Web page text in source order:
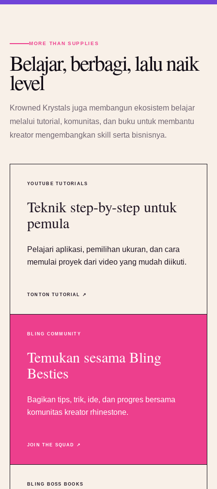
MORE THAN SUPPLIES
Belajar, berbagi, lalu naik
level
Krowned Krystals juga membangun ekosistem belajar
melalui tutorial, komunitas, dan buku untuk membantu
kreator mengembangkan skill serta bisnisnya.
YOUTUBE TUTORIALS
Teknik step-by-step untuk
pemula
Pelajari aplikasi, pemilihan ukuran, dan cara
memulai proyek dari video yang mudah diikuti.
TONTON TUTORIAL ↗
BLING COMMUNITY
Temukan sesama Bling
Besties
Bagikan tips, trik, ide, dan progres bersama
komunitas kreator rhinestone.
JOIN THE SQUAD ↗
BLING BOSS BOOKS